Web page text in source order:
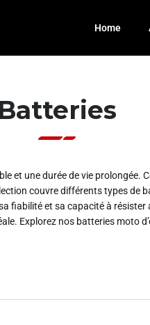
Home
Batteries
et une durée de vie prolongée.
couvre différents types de
fiabilité et sa capacité à
Explorez nos batteries moto